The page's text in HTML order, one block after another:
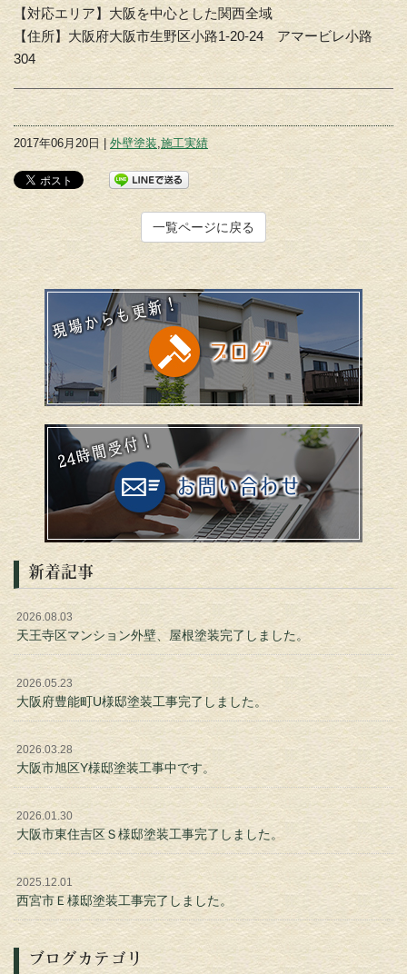
【対応エリア】大阪を中心とした関西全域
【住所】大阪府大阪市生野区小路1-20-24 アマービレ小路
304
2017年06月20日 | 外壁塗装 施工実績
一覧ページに戻る
新着記事
2026.08.03
天王寺区マンション外壁、屋根塗装完了しました。
2026.05.23
大阪府豊能町U様邸塗装工事完了しました。
2026.03.28
大阪市旭区Y様邸塗装工事中です。
2026.01.30
大阪市東住吉区Ｓ様邸塗装工事完了しました。
2025.12.01
西宮市Ｅ様邸塗装工事完了しました。
ブログカテゴリ